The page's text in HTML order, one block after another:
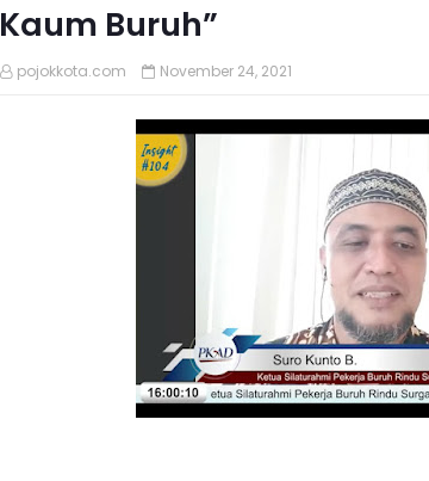
Kaum Buruh”
pojokkota.com November 24, 2021